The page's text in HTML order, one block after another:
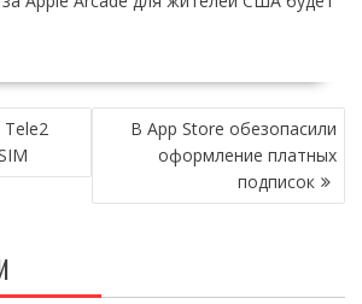
Tele2
В App Store обезопасили
оформление платных
подписок